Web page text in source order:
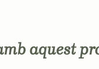
aquest